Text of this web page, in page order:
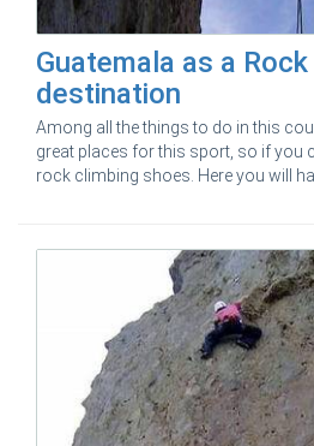
Guatemala as a Rock
destination
Among all the things to do in this
great places for this sport, so if you
rock climbing shoes. Here you will